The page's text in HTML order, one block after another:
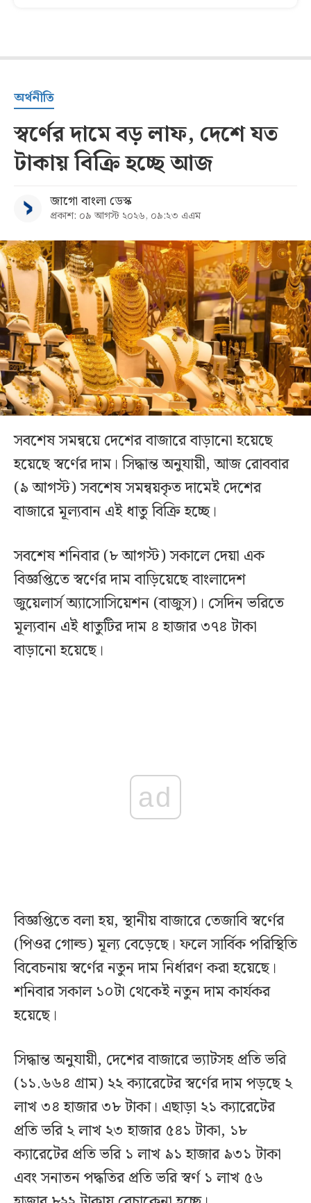
অর্থনীতি
স্বর্ণের দামে বড় লাফ, দেশে যত
টাকায় বিক্রি হচ্ছে আজ
জাগো বাংলা ডেস্ক
প্রকাশ: ০৯ আগস্ট ২০২৬, ০৯:২৩ এএম
সবশেষ সমন্বয়ে দেশের বাজারে বাড়ানো হয়েছে
হয়েছে স্বর্ণের দাম। সিদ্ধান্ত অনুযায়ী, আজ রোববার
(৯ আগস্ট) সবশেষ সমন্বয়কৃত দামেই দেশের
বাজারে মূল্যবান এই ধাতু বিক্রি হচ্ছে।
সবশেষ শনিবার (৮ আগস্ট) সকালে দেয়া এক
বিজ্ঞপ্তিতে স্বর্ণের দাম বাড়িয়েছে বাংলাদেশ
জুয়েলার্স অ্যাসোসিয়েশন (বাজুস)। সেদিন ভরিতে
মূল্যবান এই ধাতুটির দাম ৪ হাজার ৩৭৪ টাকা
বাড়ানো হয়েছে।
ad
বিজ্ঞপ্তিতে বলা হয়, স্থানীয় বাজারে তেজাবি স্বর্ণের
(পিওর গোল্ড) মূল্য বেড়েছে। ফলে সার্বিক পরিস্থিতি
বিবেচনায় স্বর্ণের নতুন দাম নির্ধারণ করা হয়েছে।
শনিবার সকাল ১০টা থেকেই নতুন দাম কার্যকর
হয়েছে।
সিদ্ধান্ত অনুযায়ী, দেশের বাজারে ভ্যাটসহ প্রতি ভরি
(১১.৬৬৪ গ্রাম) ২২ ক্যারেটের স্বর্ণের দাম পড়ছে ২
লাখ ৩৪ হাজার ৩৮ টাকা। এছাড়া ২১ ক্যারেটের
প্রতি ভরি ২ লাখ ২৩ হাজার ৫৪১ টাকা, ১৮
ক্যারেটের প্রতি ভরি ১ লাখ ৯১ হাজার ৯৩১ টাকা
এবং সনাতন পদ্ধতির প্রতি ভরি স্বর্ণ ১ লাখ ৫৬